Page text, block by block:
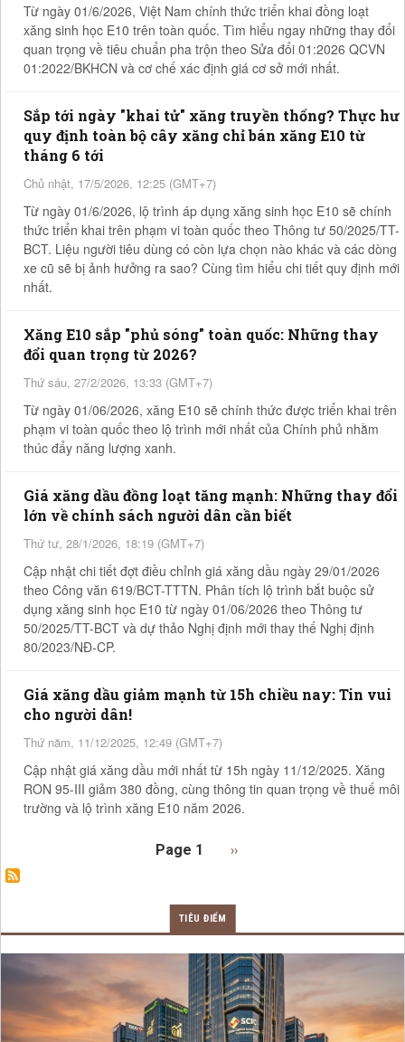
Từ ngày 01/6/2026, Việt Nam chính thức triển khai đồng loạt
xăng sinh học E10 trên toàn quốc. Tìm hiểu ngay những thay đổi
quan trọng về tiêu chuẩn pha trộn theo Sửa đổi 01:2026 QCVN
01:2022/BKHCN và cơ chế xác định giá cơ sở mới nhất.
Sắp tới ngày "khai tử" xăng truyền thống? Thực hư
quy định toàn bộ cây xăng chỉ bán xăng E10 từ
tháng 6 tới
Chủ nhật, 17/5/2026, 12:25 (GMT+7)
Từ ngày 01/6/2026, lộ trình áp dụng xăng sinh học E10 sẽ chính
thức triển khai trên phạm vi toàn quốc theo Thông tư 50/2025/TT-
BCT. Liệu người tiêu dùng có còn lựa chọn nào khác và các dòng
xe cũ sẽ bị ảnh hưởng ra sao? Cùng tìm hiểu chi tiết quy định mới
nhất.
Xăng E10 sắp "phủ sóng" toàn quốc: Những thay
đổi quan trọng từ 2026?
Thứ sáu, 27/2/2026, 13:33 (GMT+7)
Từ ngày 01/06/2026, xăng E10 sẽ chính thức được triển khai trên
phạm vi toàn quốc theo lộ trình mới nhất của Chính phủ nhằm
thúc đẩy năng lượng xanh.
Giá xăng dầu đồng loạt tăng mạnh: Những thay đổi
lớn về chính sách người dân cần biết
Thứ tư, 28/1/2026, 18:19 (GMT+7)
Cập nhật chi tiết đợt điều chỉnh giá xăng dầu ngày 29/01/2026
theo Công văn 619/BCT-TTTN. Phân tích lộ trình bắt buộc sử
dụng xăng sinh học E10 từ ngày 01/06/2026 theo Thông tư
50/2025/TT-BCT và dự thảo Nghị định mới thay thế Nghị định
80/2023/NĐ-CP.
Giá xăng dầu giảm mạnh từ 15h chiều nay: Tin vui
cho người dân!
Thứ năm, 11/12/2025, 12:49 (GMT+7)
Cập nhật giá xăng dầu mới nhất từ 15h ngày 11/12/2025. Xăng
RON 95-III giảm 380 đồng, cùng thông tin quan trọng về thuế môi
trường và lộ trình xăng E10 năm 2026.
Page 1 Next page
››
TIÊU ĐIỂM